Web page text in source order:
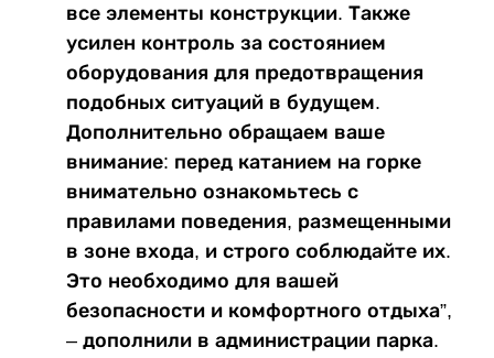
все элементы конструкции. Также
усилен контроль за состоянием
оборудования для предотвращения
подобных ситуаций в будущем.
Дополнительно обращаем ваше
внимание: перед катанием на горке
внимательно ознакомьтесь с
правилами поведения, размещенными
в зоне входа, и строго соблюдайте их.
Это необходимо для вашей
безопасности и комфортного отдыха”,
– дополнили в администрации парка.